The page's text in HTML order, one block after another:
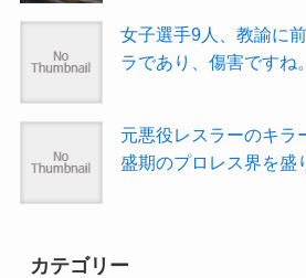
女子選手9人、教諭に
ラであり、傷害ですね。
元悪役レスラーのキ
盛期のプロレス界を盛
カテゴリー